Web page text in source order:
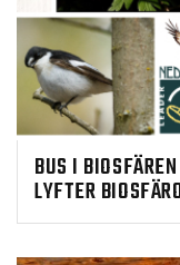
BUS I
LYFTER